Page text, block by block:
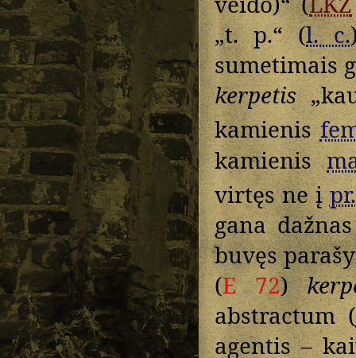
„t. p.“ (l. c.
sumetimais
kerpetis
kamienis
kamienis
virtęs ne įpr.
gana
buvęs
(E 72)
abstractum (
agentis –